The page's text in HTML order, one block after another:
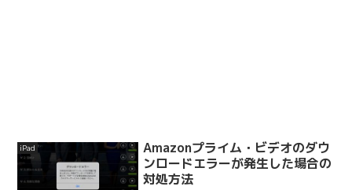
iPad
Amazonプライム・ビデオのダウ
ンロードエラーが発生した場合の
対処方法